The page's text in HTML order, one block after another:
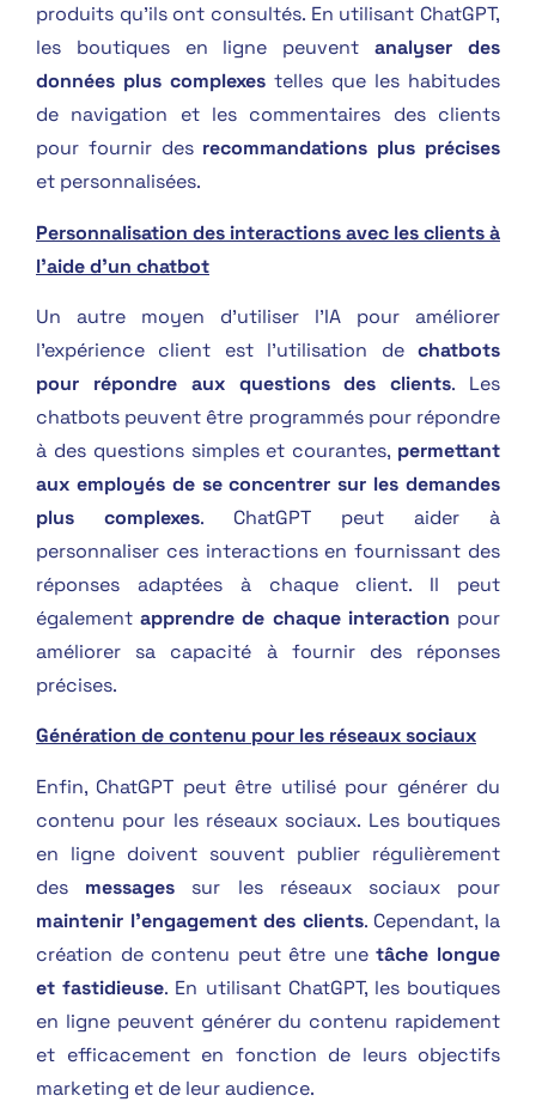
produits qu’ils ont consultés. En utilisant ChatGPT,
les boutiques en ligne peuventanalyser des
données plus complexes telles que les habitudes
de navigation et les commentaires des clients
pour fournir des recommandations plus précises
et personnalisées.
Personnalisation des interactions avec les clients à
l’aide d’un chatbot
Un autre moyen d’utiliser l’IA pour améliorer
l’expérience client est l’utilisation de chatbots
pour répondre aux questions des clients. Les
chatbots peuvent être programmés pour répondre
à des questions simples et courantes, permettant
aux employés de se concentrer sur les demandes
plus complexes. ChatGPT peut aider à
personnaliser ces interactions en fournissant des
réponses adaptées à chaque client. Il peut
égalementapprendre de chaque interaction pour
améliorer sa capacité à fournir des réponses
précises.
Génération de contenu pour les réseaux sociaux
Enfin, ChatGPT peut être utilisé pour générer du
contenu pour les réseaux sociaux. Les boutiques
en ligne doivent souvent publier régulièrement
des messages sur les réseaux sociaux pour
maintenir l’engagement des clients. Cependant, la
création de contenu peut être unetâche longue
et fastidieuse. En utilisant ChatGPT, les boutiques
en ligne peuvent générer du contenu rapidement
et efficacement en fonction de leurs objectifs
marketing et de leur audience.